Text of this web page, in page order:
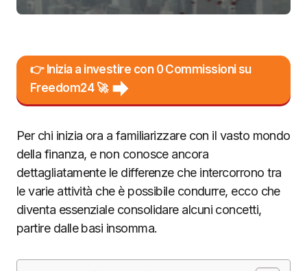
👉 Inizia a investire con 0 Commissioni su
Freedom24 🚀
Per chi inizia ora a familiarizzare con il vasto mondo
della finanza, e non conosce ancora
dettagliatamente le differenze che intercorrono tra
le varie attività che è possibile condurre, ecco che
diventa essenziale consolidare alcuni concetti,
partire dalle basi insomma.